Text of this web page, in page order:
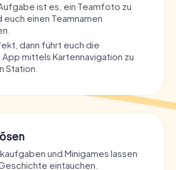
ist es, ein Teamfoto zu
euch einen Teamnamen
dann führt euch die
mittels Kartennavigation zu
Station.
und Minigames lassen
eintauchen.